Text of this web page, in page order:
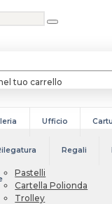
tuo carrello
Ufficio
Regali
Pastelli
Cartella Polionda
Trolley